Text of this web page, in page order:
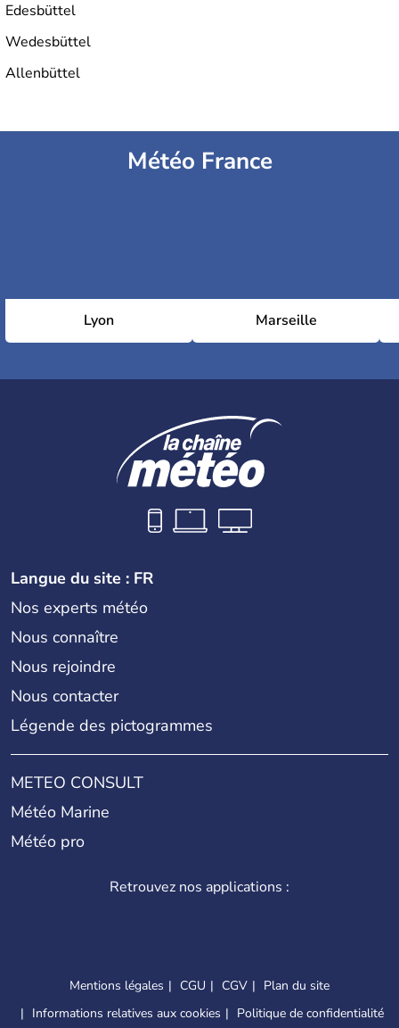
Edesbüttel
Wedesbüttel
Allenbüttel
Météo France
Lyon Marseille
Langue du site : FR
Nos experts météo
Nous connaître
Nous rejoindre
Nous contacter
Légende des pictogrammes
METEO CONSULT
Météo Marine
Météo pro
Retrouvez nos applications :
Mentions légales CGU CGV
Plan du site
Informations relatives aux cookies
Politique de confidentialité